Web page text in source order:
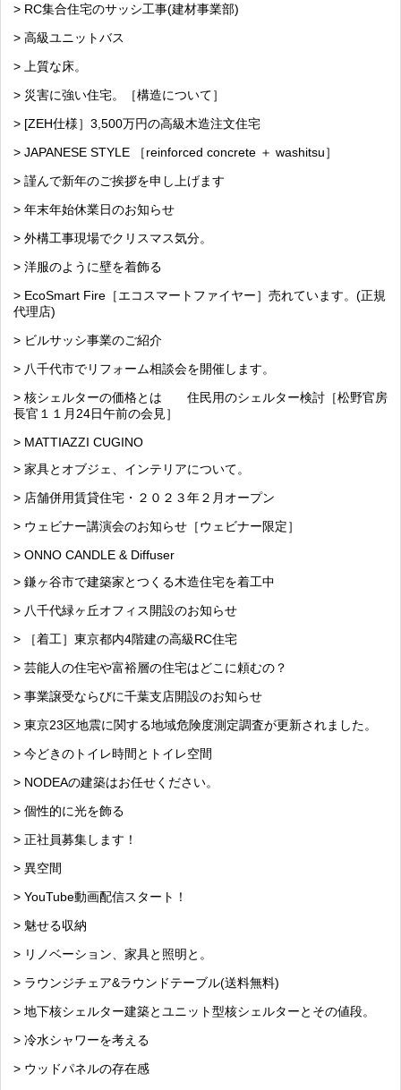
> RC集合住宅のサッシ工事(建材事業部)
> 高級ユニットバス
> 上質な床。
> 災害に強い住宅。［構造について］
> [ZEH仕様］3,500万円の高級木造注文住宅
> JAPANESE STYLE ［reinforced concrete ＋ washitsu］
> 謹んで新年のご挨拶を申し上げます
> 年末年始休業日のお知らせ
> 外構工事現場でクリスマス気分。
> 洋服のように壁を着飾る
> EcoSmart Fire［エコスマートファイヤー］売れています。(正規
代理店)
> ビルサッシ事業のご紹介
> 八千代市でリフォーム相談会を開催します。
> 核シェルターの価格とは 住民用のシェルター検討［松野官房
長官１１月24日午前の会見］
> MATTIAZZI CUGINO
> 家具とオブジェ、インテリアについて。
> 店舗併用賃貸住宅・２０２３年２月オープン
> ウェビナー講演会のお知らせ［ウェビナー限定］
> ONNO CANDLE & Diffuser
> 鎌ヶ谷市で建築家とつくる木造住宅を着工中
> 八千代緑ヶ丘オフィス開設のお知らせ
> ［着工］東京都内4階建の高級RC住宅
> 芸能人の住宅や富裕層の住宅はどこに頼むの？
> 事業譲受ならびに千葉支店開設のお知らせ
> 東京23区地震に関する地域危険度測定調査が更新されました。
> 今どきのトイレ時間とトイレ空間
> NODEAの建築はお任せください。
> 個性的に光を飾る
> 正社員募集します！
> 異空間
> YouTube動画配信スタート！
> 魅せる収納
> リノベーション、家具と照明と。
> ラウンジチェア&ラウンドテーブル(送料無料)
> 地下核シェルター建築とユニット型核シェルターとその値段。
> 冷水シャワーを考える
> ウッドパネルの存在感